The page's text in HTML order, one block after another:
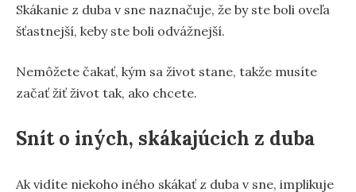
Skákanie z duba v sne naznačuje, že by ste boli oveľa
šťastnejší, keby ste boli odvážnejší.
Nemôžete čakať, kým sa život stane, takže musíte
začať žiť život tak, ako chcete.
Snít o iných, skákajúcich z duba
Ak vidíte niekoho iného skákať z duba v sne, implikuje